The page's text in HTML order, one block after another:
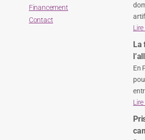
Financement
Contact
La
En